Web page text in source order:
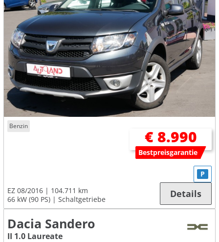
Benzin
€ 8.990
Bestpreisgarantie
EZ 08/2016
104.711 km
66 kW (90 PS)
Schaltgetriebe
P
Details
Dacia Sandero
II 1.0 Laureate